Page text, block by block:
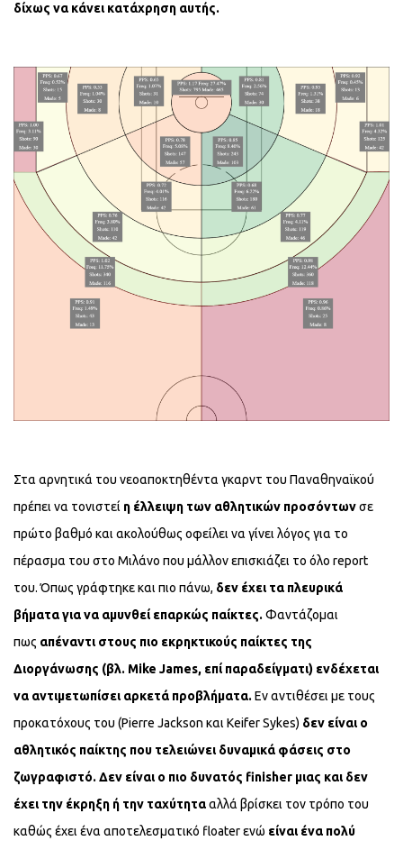
δίχως να κάνει κατάχρηση αυτής.
Στα αρνητικά του νεοαποκτηθέντα γκαρντ του Παναθηναϊκού
πρέπει να τονιστεί η έλλειψη των αθλητικών προσόντωνσε
πρώτο βαθμό και ακολούθως οφείλει να γίνει λόγος για το
πέρασμα του στο Μιλάνο που μάλλον επισκιάζει το όλο report
του. Όπως γράφτηκε και πιο πάνω, δεν έχει τα πλευρικά
βήματα για να αμυνθεί επαρκώς παίκτες. Φαντάζομαι
πως απέναντι στους πιο εκρηκτικούς παίκτες της
Διοργάνωσης (βλ. Mike James, επί παραδείγματι) ενδέχεται
να αντιμετωπίσει αρκετά προβλήματα. Εν αντιθέσει με τους
προκατόχους του (Pierre Jackson και Keifer Sykes) δεν είναι ο
αθλητικός παίκτης που τελειώνει δυναμικά φάσεις στο
ζωγραφιστό. Δεν είναι ο πιο δυνατός finisher μιας και δεν
έχει την έκρηξη ή την ταχύτητααλλά βρίσκει τον τρόπο του
καθώς έχει ένα αποτελεσματικό floater ενώ είναι ένα πολύ